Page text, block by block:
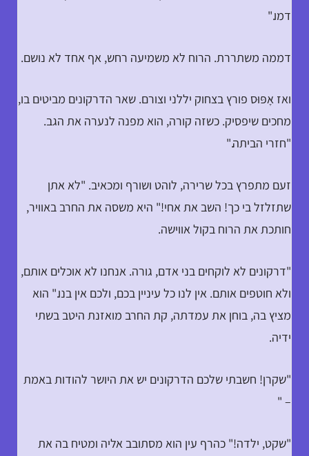
דמו."
דממה משתררת. הרוח לא משמיעה רחש, אף אחד לא נושם.
ואז אָפּוּס פורץ בצחוק יללני וצורם. שאר הדרקונים מביטים בו,
מחכים שיפסיק. כשזה קורה, הוא מפנה לנערה את הגב.
"חזרי הביתה."
זעם מתפרץ בכל שרירה, לוהט ושורף ומכאיב. "לא אתן
שתזלזל בי כך! השב את אחי!" היא משסה את החרב באוויר,
חותכת את הרוח בקול אווישה.
"דרקונים לא לוקחים בני אדם, גורה. אנחנו לא אוכלים אותם,
ולא חוטפים אותם. אין לנו כל עיניין בכם, ולכם אין בנו." הוא
מציץ בה, בוחן את עמדתה, קת החרב מואזנת היטב בשתי
ידיה.
"שקרן! חשבתי שלכם הדרקונים יש את היושר להודות באמת
– "
"שקט, ילדה!" כהרף עין הוא מסתובב אליה ומטיח בה את